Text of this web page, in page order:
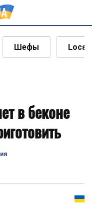
Шефы Local
в беконе